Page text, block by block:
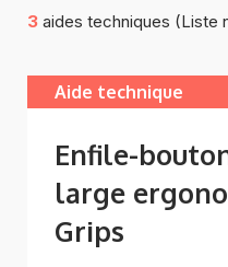
3 aides techniques (Liste
Aide technique
Enfile-
large
Grips